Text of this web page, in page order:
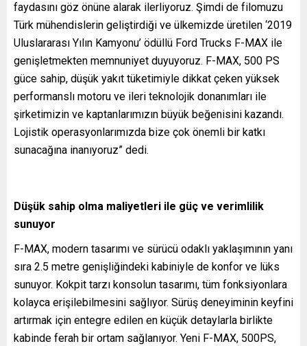
faydasını göz önüne alarak ilerliyoruz. Şimdi de filomuzu
Türk mühendislerin geliştirdiği ve ülkemizde üretilen ‘2019
Uluslararası Yılın Kamyonu’ ödüllü Ford Trucks F-MAX ile
genişletmekten memnuniyet duyuyoruz. F-MAX, 500 PS
güce sahip, düşük yakıt tüketimiyle dikkat çeken yüksek
performanslı motoru ve ileri teknolojik donanımları ile
şirketimizin ve kaptanlarımızın büyük beğenisini kazandı.
Lojistik operasyonlarımızda bize çok önemli bir katkı
sunacağına inanıyoruz” dedi.
Düşük sahip olma maliyetleri ile güç ve verimlilik
sunuyor
F-MAX, modern tasarımı ve sürücü odaklı yaklaşımının yanı
sıra 2.5 metre genişliğindeki kabiniyle de konfor ve lüks
sunuyor. Kokpit tarzı konsolun tasarımı, tüm fonksiyonlara
kolayca erişilebilmesini sağlıyor. Sürüş deneyiminin keyfini
artırmak için entegre edilen en küçük detaylarla birlikte
kabinde ferah bir ortam sağlanıyor. Yeni F-MAX, 500PS,